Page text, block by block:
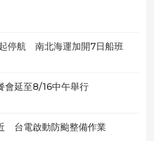
停航 南北海運加開7日船班
會延至8/16中午舉行
台電啟動防颱整備作業